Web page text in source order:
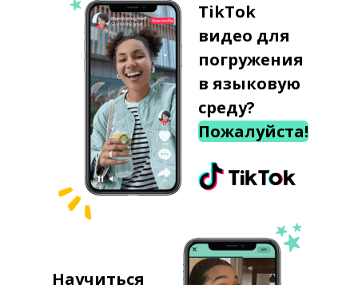
TikTok
видео для
погружения
в языковую
среду?
Пожалуйста!
Научиться